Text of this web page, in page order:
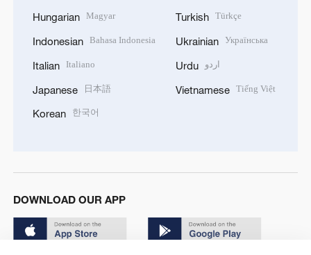
Hungarian Magyar
Indonesian Bahasa Indonesia
Italian Italiano
Japanese 日本語
Korean 한국어
Turkish Türkçe
Ukrainian Українська
Urdu اردو
Vietnamese Tiếng Việt
DOWNLOAD OUR APP